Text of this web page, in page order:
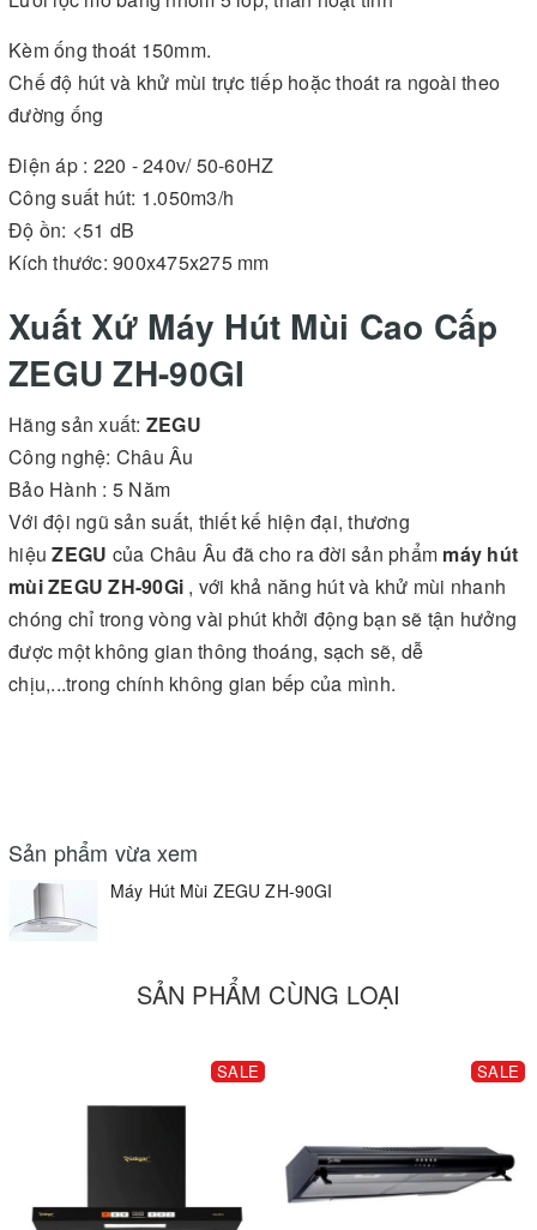
Kèm ống thoát 150mm.
Chế độ hút và khử mùi trực tiếp hoặc thoát ra ngoài theo
đường ống
Điện áp : 220 - 240v/ 50-60HZ
Công suất hút: 1.050m3/h
Độ ồn: <51 dB
Kích thước: 900x475x275 mm
Xuất Xứ Máy Hút Mùi Cao Cấp
ZEGU ZH-90GI
Hãng sản xuất: ZEGU
Công nghệ: Châu Âu
Bảo Hành : 5 Năm
Với đội ngũ sản suất, thiết kế hiện đại, thương
hiệuZEGU của Châu Âu đã cho ra đời sản phẩm máy hút
mùi ZEGU ZH-90Gi , với khả năng hút và khử mùi nhanh
chóng chỉ trong vòng vài phút khởi động bạn sẽ tận hưởng
được một không gian thông thoáng, sạch sẽ, dễ
chịu,...trong chính không gian bếp của mình.
Sản phẩm vừa xem
Máy Hút Mùi ZEGU ZH-90GI
SẢN PHẨM CÙNG LOẠI
SALE SALE